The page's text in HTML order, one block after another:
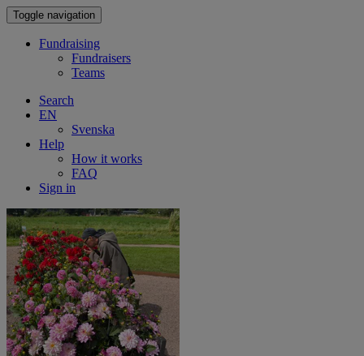
Toggle navigation
Fundraising
Fundraisers
Teams
Search
EN
Svenska
Help
How it works
FAQ
Sign in